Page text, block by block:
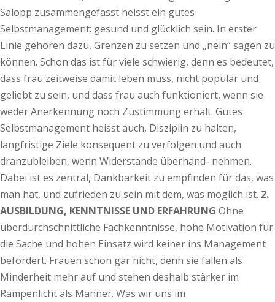
Salopp zusammengefasst heisst ein gutes
Selbstmanagement: gesund und glücklich sein. In erster
Linie gehören dazu, Grenzen zu setzen und „nein“ sagen zu
können. Schon das ist für viele schwierig, denn es bedeutet,
dass frau zeitweise damit leben muss, nicht populär und
geliebt zu sein, und dass frau auch funktioniert, wenn sie
weder Anerkennung noch Zustimmung erhält. Gutes
Selbstmanagement heisst auch, Disziplin zu halten,
langfristige Ziele konsequent zu verfolgen und auch
dranzubleiben, wenn Widerstände überhand- nehmen.
Dabei ist es zentral, Dankbarkeit zu empfinden für das, was
man hat, und zufrieden zu sein mit dem, was möglich ist. 2.
AUSBILDUNG, KENNTNISSE UND ERFAHRUNG Ohne
überdurchschnittliche Fachkenntnisse, hohe Motivation für
die Sache und hohen Einsatz wird keiner ins Management
befördert. Frauen schon gar nicht, denn sie fallen als
Minderheit mehr auf und stehen deshalb stärker im
Rampenlicht als Männer. Was wir uns im